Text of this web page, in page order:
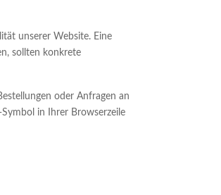
unserer Website. Eine
sollten konkrete
oder Anfragen an
in Ihrer Browserzeile